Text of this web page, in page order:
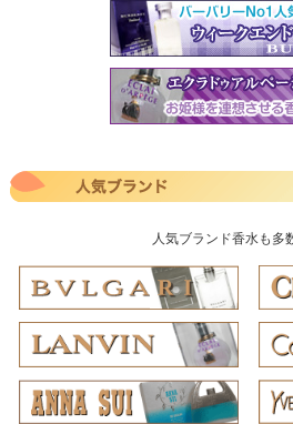
人気ブランド香水も多